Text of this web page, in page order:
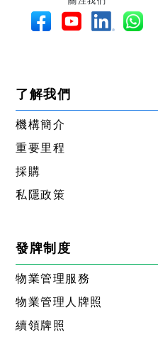
了解我們
機構簡介
重要里程
採購
私隱政策
發牌制度
物業管理服務
物業管理人牌照
續領牌照